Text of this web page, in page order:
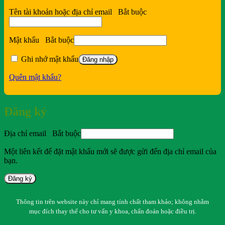
Tên tài khoản hoặc địa chỉ email Bắt buộc
Mật khẩu Bắt buộc
Ghi nhớ mật khẩu Đăng nhập
Quên mật khẩu?
Đăng ký
Địa chỉ email Bắt buộc
Một liên kết để đặt mật khẩu mới sẽ được gửi đến địa chỉ email của
bạn.
Đăng ký
Thông tin trên website này chỉ mang tính chất tham khảo; không nhằm
mục đích thay thế cho tư vấn y khoa, chẩn đoán hoặc điều trị.